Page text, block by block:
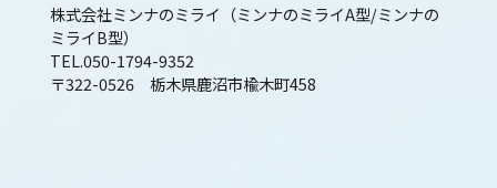
株式会社ミンナのミライ（ミンナのミライA型/ミンナの
ミライB型）
TEL.050-1794-9352
〒322-0526 栃木県鹿沼市楡木町458